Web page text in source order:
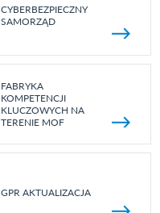
CYBERBEZPIECZNY
SAMORZĄD
FABRYKA
KOMPETENCJI
KLUCZOWYCH NA
TERENIE MOF
GPR AKTUALIZACJA